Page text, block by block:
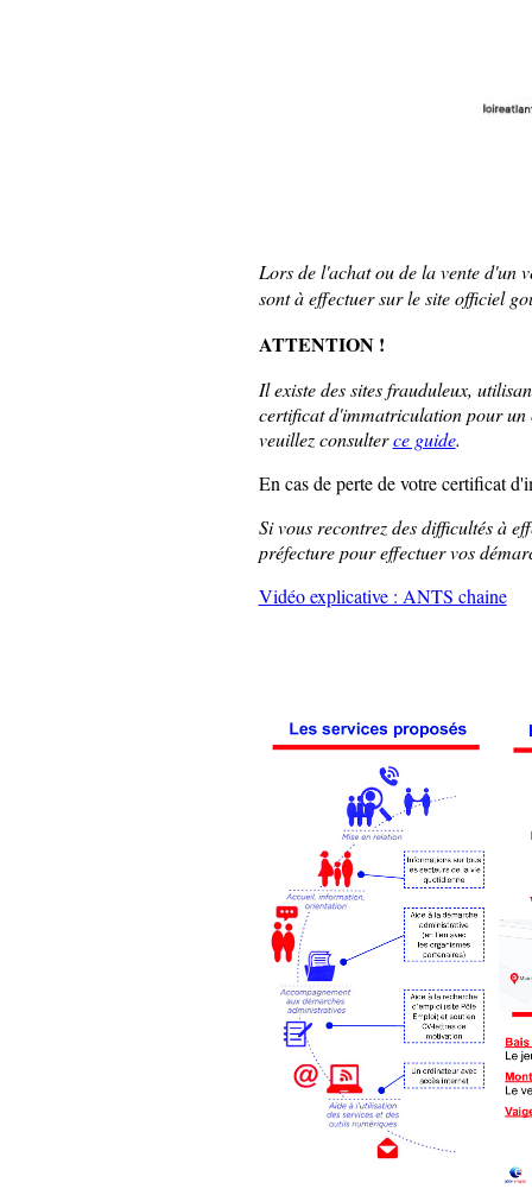
Lors de l'achat ou de la vente d'un
sont à effectuer sur le site officiel
ATTENTION !
Il existe des sites frauduleux,
certificat d'immatriculation pour un
veuillez consulterce guide.
En cas de perte de votre certificat
Si vous recontrez des difficultés à
préfecture pour effectuer vos
Vidéo explicative : ANTS chaine